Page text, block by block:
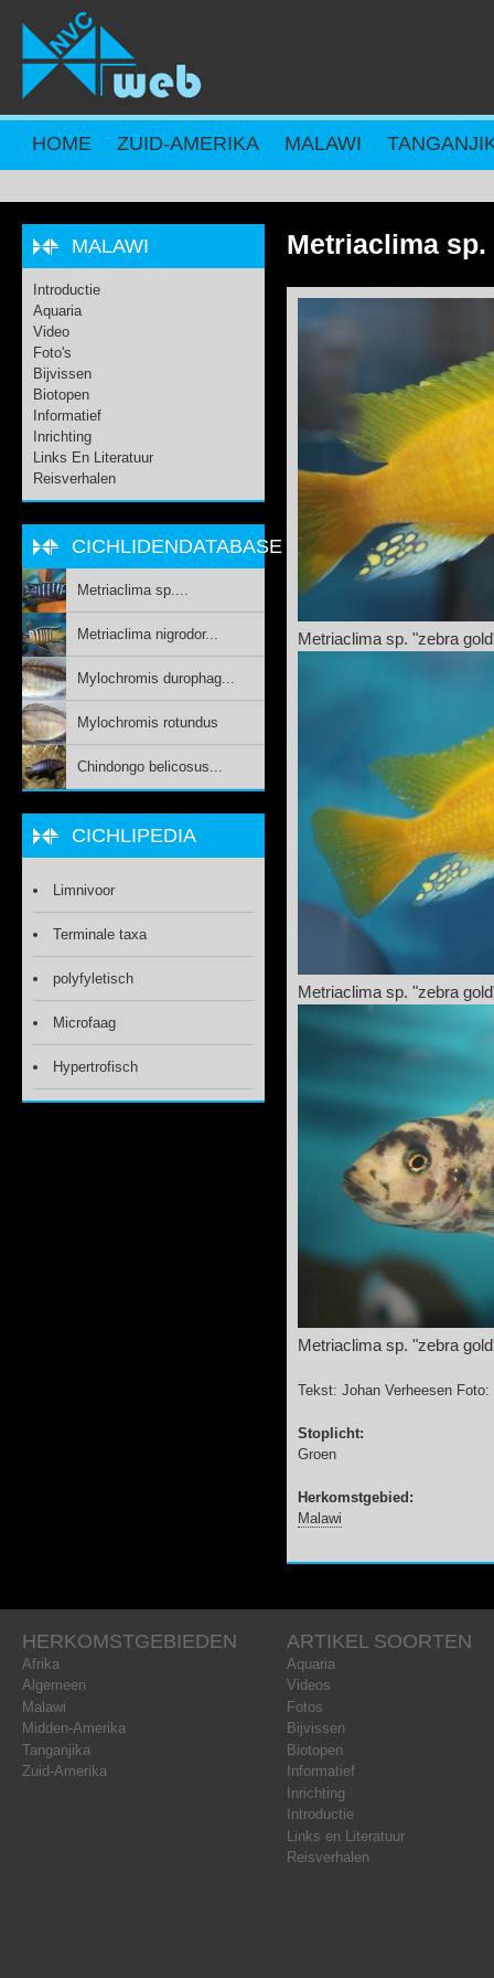
Overslaan en naar de inhoud gaan
HOME ZUID-AMERIKA MALAWI
Metriaclima
Metriaclima sp. "zebra
Metriaclima sp. "zebra
Metriaclima sp. "zebra
Tekst: Johan Verheesen
Stoplicht:
Groen
Herkomstgebied:
Malawi
MALAWI
Introductie
Aquaria
Video
Foto's
Bijvissen
Biotopen
Informatief
Inrichting
Links En Literatuur
Reisverhalen
CICHLIDENDATABASE
Metriaclima sp....
Metriaclima nigrodor...
Mylochromis durophag...
Mylochromis rotundus
Chindongo belicosus...
CICHLIPEDIA
Limnivoor
Terminale taxa
polyfyletisch
Microfaag
Hypertrofisch
HERKOMSTGEBIEDEN
Afrika
Algemeen
Malawi
Midden-Amerika
Tanganjika
Zuid-Amerika
ARTIKEL SOORTEN
Aquaria
Videos
Fotos
Bijvissen
Biotopen
Informatief
Inrichting
Introductie
Links en Literatuur
Reisverhalen